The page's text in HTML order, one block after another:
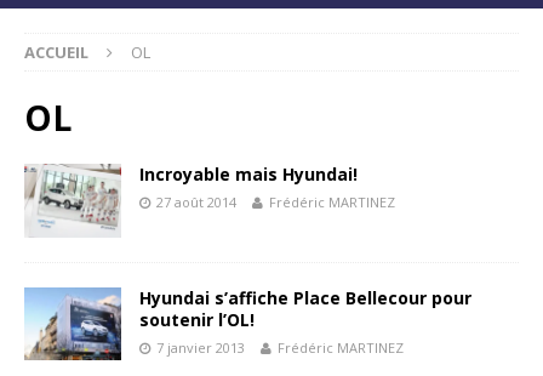
ACCUEIL OL
OL
Incroyable mais Hyundai!
27 août 2014 Frédéric MARTINEZ
Hyundai s’affiche Place Bellecour pour
soutenir l’OL!
7 janvier 2013 Frédéric MARTINEZ